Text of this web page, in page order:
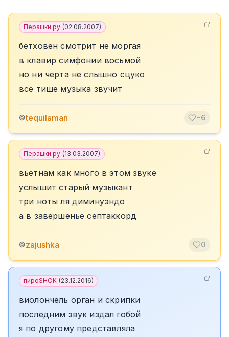
Перашки.ру (02.08.2007)
бетховен смотрит не моргая
в клавир симфонии восьмой
но ни черта не слышно сцуко
все тише музыка звучит
©tequilaman -6
Перашки.ру (13.03.2007)
вьетнам как много в этом звуке
услышит старый музыкант
три ноты ля диминуэндо
а в завершенье септаккорд
©zajushka 0
пироSHOK (23.12.2016)
виолончель орган и скрипки
последним звук издал гобой
я по другому представляла